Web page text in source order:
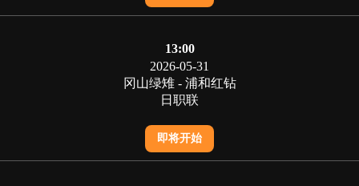
13:00
2026-05-31
冈山绿雉 - 浦和红钻
日职联
即将开始